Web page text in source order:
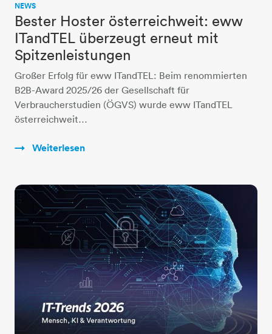
NEWS
Bester Hoster österreichweit: eww
ITandTEL überzeugt erneut mit
Spitzenleistungen
Großer Erfolg für eww ITandTEL: Beim renommierten
B2B-Award 2025/26 der Gesellschaft für
Verbraucherstudien (ÖGVS) wurde eww ITandTEL
österreichweit…
Weiterlesen